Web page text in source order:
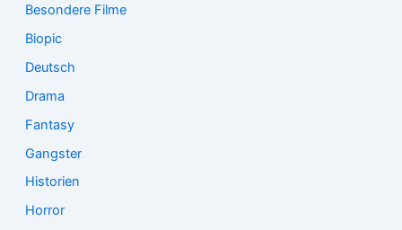
Besondere Filme
Biopic
Deutsch
Drama
Fantasy
Gangster
Historien
Horror